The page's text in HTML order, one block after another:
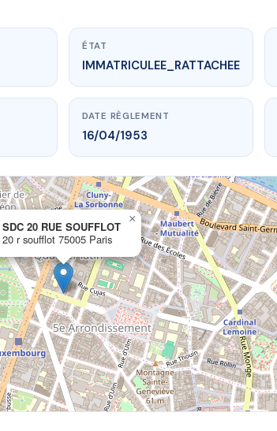
ÉTAT
IMMATRICULEE_RATTACHEE
DATE RÈGLEMENT
16/04/1953
SDC 20 RUE SOUFFLOT
20 r soufflot 75005 Paris
×